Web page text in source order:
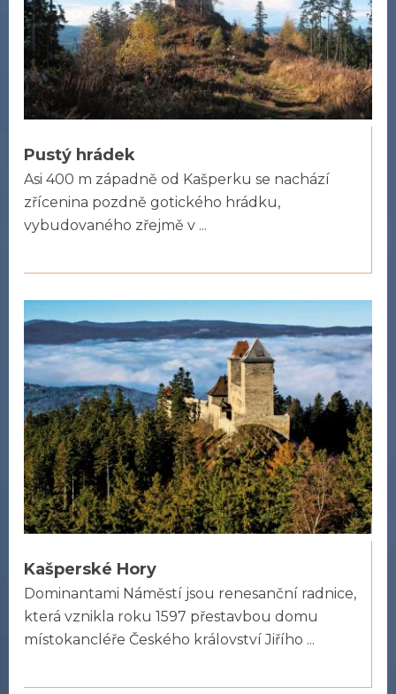
Pustý hrádek
Asi 400 m západně od Kašperku se nachází
zřícenina pozdně gotického hrádku,
vybudovaného zřejmě v ...
Kašperské Hory
Dominantami Náměstí jsou renesanční radnice,
která vznikla roku 1597 přestavbou domu
místokancléře Českého království Jiřího ...